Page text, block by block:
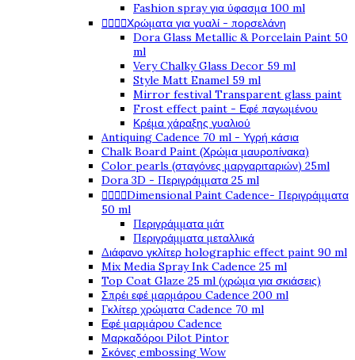
Fashion spray για ύφασμα 100 ml
Χρώματα για γυαλί - πορσελάνη
Dora Glass Metallic & Porcelain Paint 50
ml
Very Chalky Glass Decor 59 ml
Style Matt Enamel 59 ml
Mirror festival Transparent glass paint
Frost effect paint - Εφέ παγωμένου
Κρέμα χάραξης γυαλιού
Antiquing Cadence 70 ml - Υγρή κάσια
Chalk Board Paint (Χρώμα μαυροπίνακα)
Color pearls (σταγόνες μαργαριταριών) 25ml
Dora 3D - Περιγράμματα 25 ml
Dimensional Paint Cadence- Περιγράμματα
50 ml
Περιγράμματα μάτ
Περιγράμματα μεταλλικά
Διάφανο γκλίτερ holographic effect paint 90 ml
Mix Media Spray Ink Cadence 25 ml
Top Coat Glaze 25 ml (χρώμα για σκιάσεις)
Σπρέι εφέ μαρμάρου Cadence 200 ml
Γκλίτερ χρώματα Cadence 70 ml
Εφέ μαρμάρου Cadence
Μαρκαδόροι Pilot Pintor
Σκόνες embossing Wow